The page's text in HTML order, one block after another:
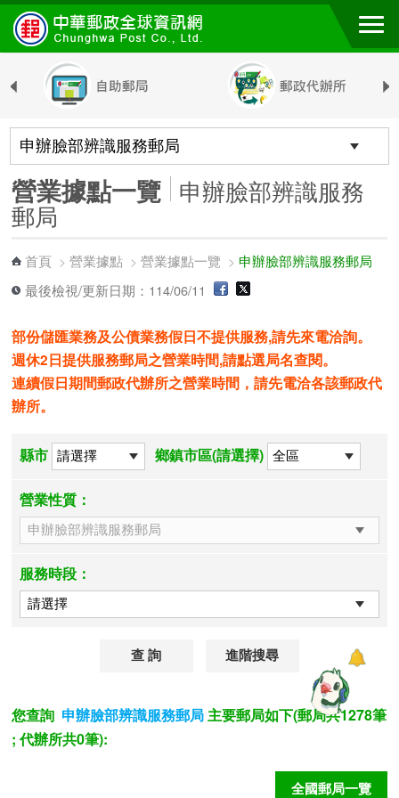
跳到主要內容區塊
營業據點一覽 申辦臉部辨識服務
郵局
首頁 >營業據點 >營業據點一覽 > 申辦臉部辨識服務郵局
最後檢視/更新日期：114/06/11
部份儲匯業務及公債業務假日不提供服務,請先來電洽詢。
週休2日提供服務郵局之營業時間,請點選局名查閱。
連續假日期間郵政代辦所之營業時間，請先電洽各該郵政代
辦所。
縣市 鄉鎮市區(請選擇)
營業性質：
服務時段：
進階搜尋
您查詢 申辦臉部辨識服務郵局 主要郵局如下(郵局共1278筆
; 代辦所共0筆):
全國郵局一覽